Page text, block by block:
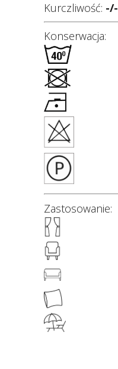
Kurczliwość: -/-
Konserwacja:
Zastosowanie: